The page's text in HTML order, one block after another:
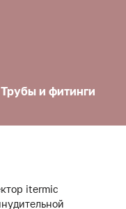
Трубы и фитинги